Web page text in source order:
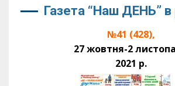
Газета “Наш ДЕНЬ” в
№41 (428),
27 жовтня-2
2021 р.